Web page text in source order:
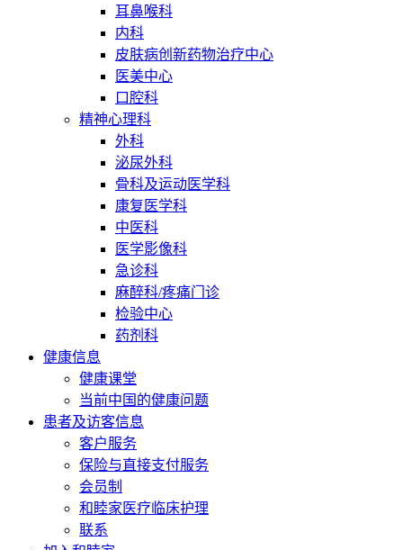
耳鼻喉科
内科
皮肤病创新药物治疗中心
医美中心
口腔科
精神心理科
外科
泌尿外科
骨科及运动医学科
康复医学科
中医科
医学影像科
急诊科
麻醉科/疼痛门诊
检验中心
药剂科
健康信息
健康课堂
当前中国的健康问题
患者及访客信息
客户服务
保险与直接支付服务
会员制
和睦家医疗临床护理
联系